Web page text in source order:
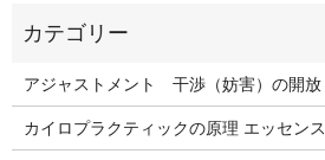
アジャストメント 干渉（妨害）の開放
カイロプラクティックの原理 エッセンス